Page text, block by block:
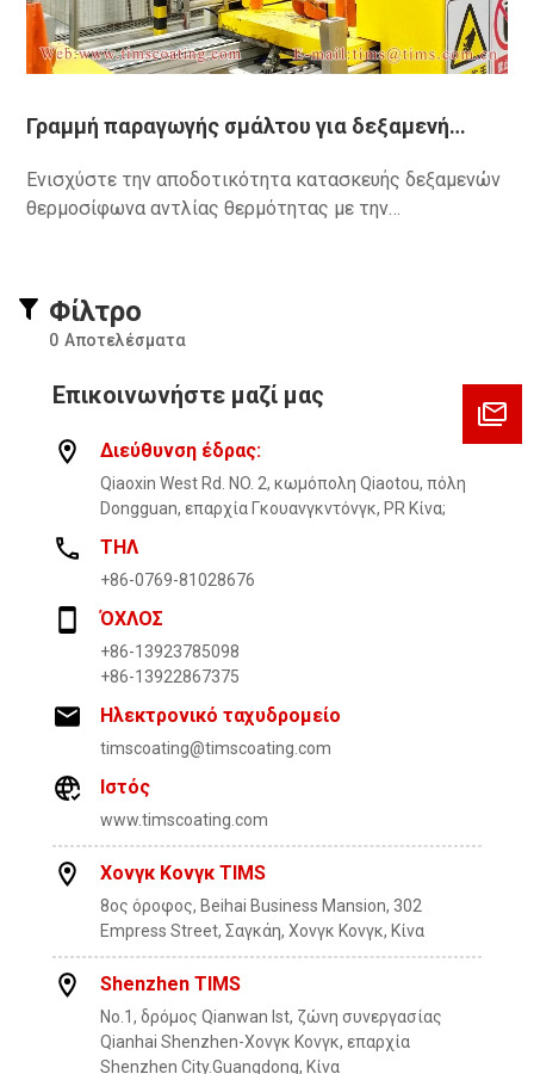
Γραμμή παραγωγής σμάλτου για δεξαμενή
Ενισχύστε την αποδοτικότητα κατασκευής δεξαμενών
θερμοσίφωνα αντλίας θερμότητας με την
απρόσκοπτη ενσωμάτωση σε βιομηχανικές ροές
εργασίας.
Φίλτρο
0 Αποτελέσματα
Επικοινωνήστε μαζί μας
Διεύθυνση έδρας:
Qiaoxin West Rd. NO. 2, κωμόπολη Qiaotou, πόλη
Dongguan, επαρχία Γκουανγκντόνγκ, PR Κίνα;
ΤΗΛ
+86-0769-81028676
ΌΧΛΟΣ
+86-13923785098
+86-13922867375
Ηλεκτρονικό ταχυδρομείο
timscoating@timscoating.com
Ιστός
www.timscoating.com
Χονγκ Κονγκ TIMS
8ος όροφος, Beihai Business Mansion, 302
Empress Street, Σαγκάη, Χονγκ Κονγκ, Κίνα
Shenzhen TIMS
No.1, δρόμος Qianwan lst, ζώνη συνεργασίας
Qianhai Shenzhen-Χονγκ Κονγκ, επαρχία
Shenzhen City.Guangdong, Κίνα